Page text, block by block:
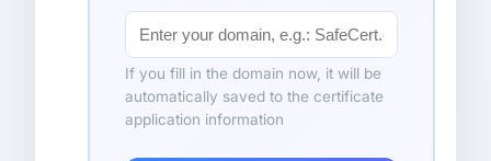
If you fill in the domain now, it will be
automatically saved to the certificate
application information